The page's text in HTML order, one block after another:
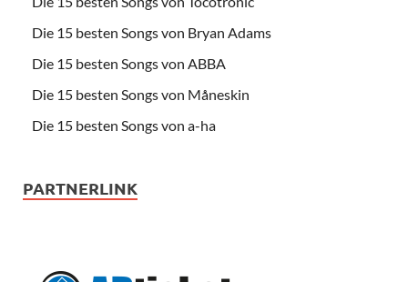
Die 15 besten Songs von Bryan Adams
Die 15 besten Songs von ABBA
Die 15 besten Songs von Måneskin
Die 15 besten Songs von a-ha
PARTNERLINK